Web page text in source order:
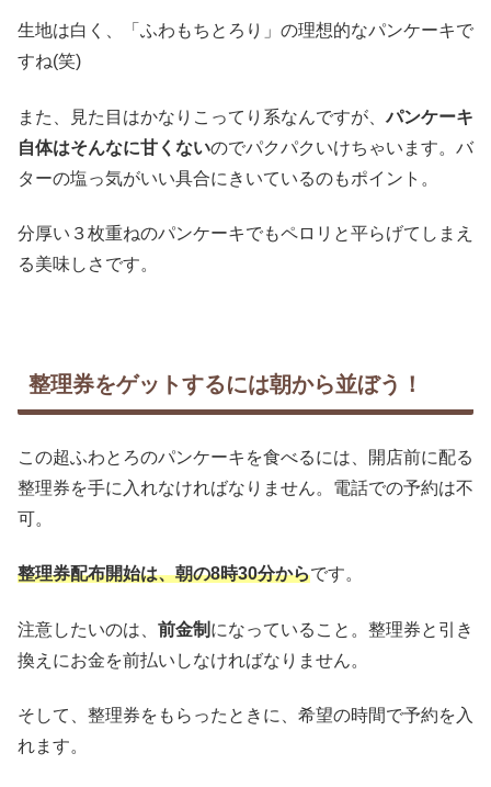
生地は白く、「ふわもちとろり」の理想的なパンケーキで
すね(笑)
また、見た目はかなりこってり系なんですが、パンケーキ
自体はそんなに甘くないのでパクパクいけちゃいます。バ
ターの塩っ気がいい具合にきいているのもポイント。
分厚い３枚重ねのパンケーキでもペロリと平らげてしまえ
る美味しさです。
整理券をゲットするには朝から並ぼう！
この超ふわとろのパンケーキを食べるには、開店前に配る
整理券を手に入れなければなりません。電話での予約は不
可。
整理券配布開始は、朝の8時30分からです。
注意したいのは、 前金制 になっていること。整理券と引き
換えにお金を前払いしなければなりません。
そして、整理券をもらったときに、希望の時間で予約を入
れます。